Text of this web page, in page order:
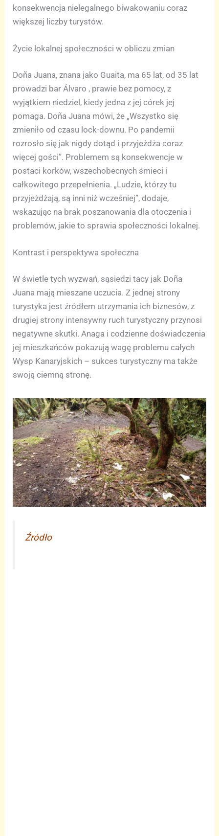
konsekwencja nielegalnego biwakowaniu coraz
większej liczby turystów.
Życie lokalnej społeczności w obliczu zmian
Doña Juana, znana jako Guaita, ma 65 lat, od 35 lat
prowadzi bar Álvaro , prawie bez pomocy, z
wyjątkiem niedziel, kiedy jedna z jej córek jej
pomaga. Doña Juana mówi, że „Wszystko się
zmieniło od czasu lock-downu. Po pandemii
rozrosło się jak nigdy dotąd i przyjeżdża coraz
więcej gości”. Problemem są konsekwencje w
postaci korków, wszechobecnych śmieci i
całkowitego przepełnienia. „Ludzie, którzy tu
przyjeżdżają, są inni niż wcześniej”, dodaje,
wskazując na brak poszanowania dla otoczenia i
problemów, jakie to sprawia społeczności lokalnej.
Kontrast i perspektywa społeczna
W świetle tych wyzwań, sąsiedzi tacy jak Doña
Juana mają mieszane uczucia. Z jednej strony
turystyka jest źródłem utrzymania ich biznesów, z
drugiej strony intensywny ruch turystyczny przynosi
negatywne skutki. Anaga i codzienne doświadczenia
jej mieszkańców pokazują wagę problemu całych
Wysp Kanaryjskich – sukces turystyczny ma także
swoją ciemną stronę.
Źródło